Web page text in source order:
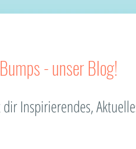
- unser Blog!
Inspirierendes,